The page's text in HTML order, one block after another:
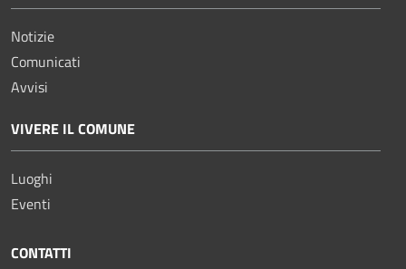
Notizie
Comunicati
Avvisi
VIVERE IL COMUNE
Luoghi
Eventi
CONTATTI